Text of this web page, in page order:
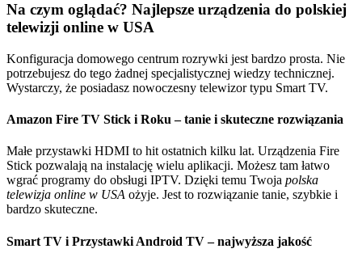
Na czym oglądać? Najlepsze urządzenia do polskiej
telewizji online w USA
Konfiguracja domowego centrum rozrywki jest bardzo prosta. Nie
potrzebujesz do tego żadnej specjalistycznej wiedzy technicznej.
Wystarczy, że posiadasz nowoczesny telewizor typu Smart TV.
Amazon Fire TV Stick i Roku – tanie i skuteczne rozwiązania
Małe przystawki HDMI to hit ostatnich kilku lat. Urządzenia Fire
Stick pozwalają na instalację wielu aplikacji. Możesz tam łatwo
wgrać programy do obsługi IPTV. Dzięki temu Twoja polska
telewizja online w USA ożyje. Jest to rozwiązanie tanie, szybkie i
bardzo skuteczne.
Smart TV i Przystawki Android TV – najwyższa jakość